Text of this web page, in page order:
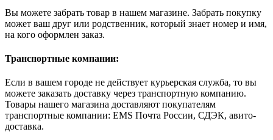
Вы можете забрать товар в нашем магазине. Забрать покупку
может ваш друг или родственник, который знает номер и имя,
на кого оформлен заказ.
Транспортные компании:
Если в вашем городе не действует курьерская служба, то вы
можете заказать доставку через транспортную компанию.
Товары нашего магазина доставляют покупателям
транспортные компании: EMS Почта России, СДЭК, авито-
доставка.